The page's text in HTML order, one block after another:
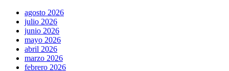
agosto 2026
julio 2026
junio 2026
mayo 2026
abril 2026
marzo 2026
febrero 2026